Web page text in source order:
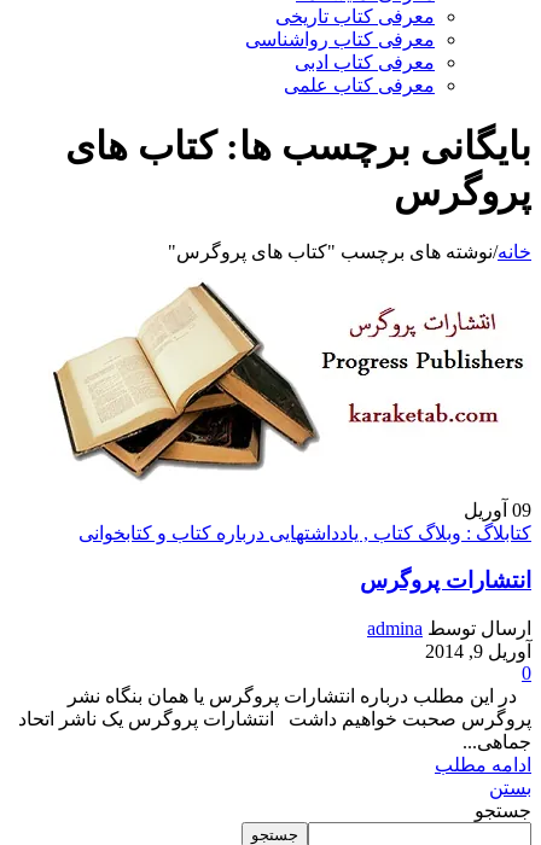
معرفی کتاب تاریخی
معرفی کتاب رواشناسی
معرفی کتاب ادبی
معرفی کتاب علمی
بایگانی برچسب ها: کتاب های
پروگرس
خانه/نوشته های برچسب "کتاب های پروگرس"
09 آوریل
کتابلاگ : وبلاگ کتاب , یادداشتهایی درباره کتاب و کتابخوانی
انتشارات پروگرس
ارسال توسط admina
آوریل 9, 2014
0
در این مطلب درباره انتشارات پروگرس یا همان بنگاه نشر
پروگرس صحبت خواهیم داشت انتشارات پروگرس یک ناشر اتحاد
جماهی...
ادامه مطلب
بستن
جستجو
جستجو